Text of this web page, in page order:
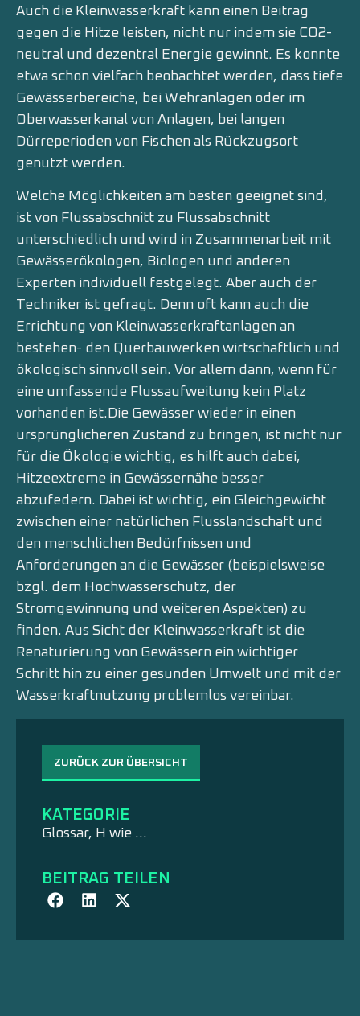
ZURÜCK ZUR ÜBERSICHT
KATEGORIE
Glossar, H wie ...
BEITRAG TEILEN
Auch die Kleinwasserkraft kann einen Beitrag
gegen die Hitze leisten, nicht nur indem sie CO2-
neutral und dezentral Energie gewinnt. Es konnte
etwa schon vielfach beobachtet werden, dass tiefe
Gewässerbereiche, bei Wehranlagen oder im
Oberwasserkanal von Anlagen, bei langen
Dürreperioden von Fischen als Rückzugsort
genutzt werden.
Welche Möglichkeiten am besten geeignet sind,
ist von Flussabschnitt zu Flussabschnitt
unterschiedlich und wird in Zusammenarbeit mit
Gewässerökologen, Biologen und anderen
Experten individuell festgelegt. Aber auch der
Techniker ist gefragt. Denn oft kann auch die
Errichtung von Kleinwasserkraftanlagen an
bestehen- den Querbauwerken wirtschaftlich und
ökologisch sinnvoll sein. Vor allem dann, wenn für
eine umfassende Flussaufweitung kein Platz
vorhanden ist.Die Gewässer wieder in einen
ursprünglicheren Zustand zu bringen, ist nicht nur
für die Ökologie wichtig, es hilft auch dabei,
Hitzeextreme in Gewässernähe besser
abzufedern. Dabei ist wichtig, ein Gleichgewicht
zwischen einer natürlichen Flusslandschaft und
den menschlichen Bedürfnissen und
Anforderungen an die Gewässer (beispielsweise
bzgl. dem Hochwasserschutz, der
Stromgewinnung und weiteren Aspekten) zu
finden. Aus Sicht der Kleinwasserkraft ist die
Renaturierung von Gewässern ein wichtiger
Schritt hin zu einer gesunden Umwelt und mit der
Wasserkraftnutzung problemlos vereinbar.